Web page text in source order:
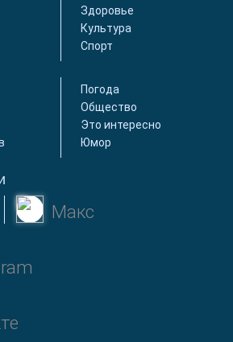
Здоровье
Культура
Спорт
Погода
Общество
Это интересно
Юмор
Макс